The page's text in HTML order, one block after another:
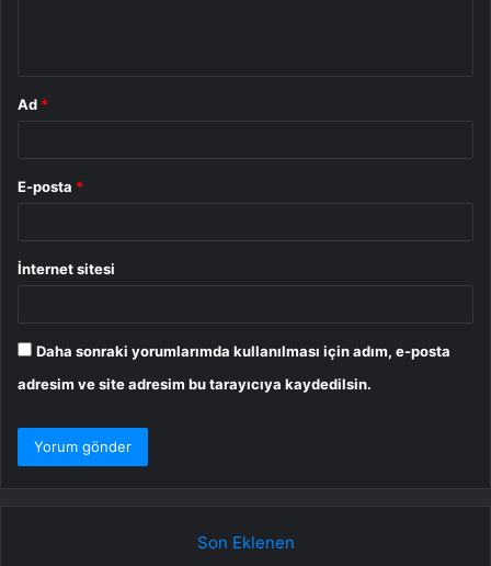
Ad *
E-posta *
İnternet sitesi
Daha sonraki yorumlarımda kullanılması için adım, e-posta
adresim ve site adresim bu tarayıcıya kaydedilsin.
Son Eklenen